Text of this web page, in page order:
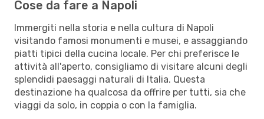
Cose da fare a Napoli
Immergiti nella storia e nella cultura di Napoli
visitando famosi monumenti e musei, e assaggiando
piatti tipici della cucina locale. Per chi preferisce le
attività all'aperto, consigliamo di visitare alcuni degli
splendidi paesaggi naturali di Italia. Questa
destinazione ha qualcosa da offrire per tutti, sia che
viaggi da solo, in coppia o con la famiglia.